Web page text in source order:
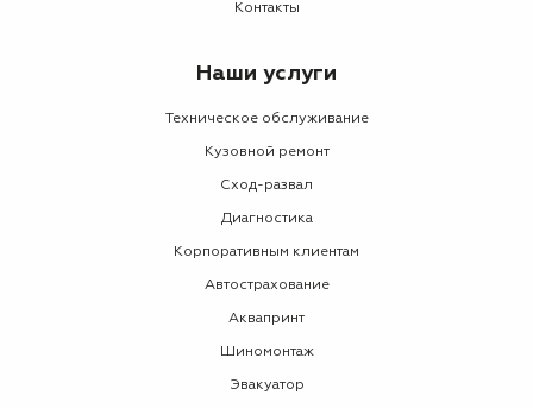
Контакты
Наши услуги
Техническое обслуживание
Кузовной ремонт
Сход-развал
Диагностика
Корпоративным клиентам
Автострахование
Аквапринт
Шиномонтаж
Эвакуатор